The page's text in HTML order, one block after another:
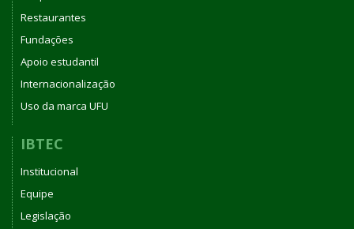
Restaurantes
Fundações
Apoio estudantil
Internacionalização
Uso da marca UFU
IBTEC
Institucional
Equipe
Legislação